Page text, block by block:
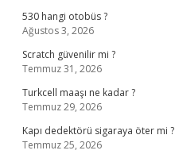
530 hangi otobüs ?
Ağustos 3, 2026
Scratch güvenilir mi ?
Temmuz 31, 2026
Turkcell maaşı ne kadar ?
Temmuz 29, 2026
Kapı dedektörü sigaraya öter mi ?
Temmuz 25, 2026